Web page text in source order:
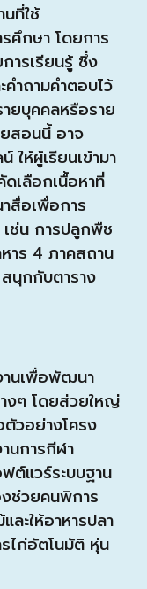
ที่ใช้
ศึกษา โดยการ
ารเรียนรู้ ซึ่ง
ำถามคำตอบไว้
ยบุคคลหรือราย
สอนนี้ อาจ
ให้ผู้เรียนเข้ามา
เลือกเนื้อหาที่
สื่อเพื่อการ
เช่น การปลูกพืช
าร 4 ภาคสถาน
นุกกับตาราง
นเพื่อพัฒนา
งๆ โดยส่วยใหญ่
วอย่างโครง
นการกีฬา
ต์แวร์ระบบฐาน
ช่วยคนพิการ
ะให้อาหารปลา
ไก่อัตโนมัติ หุ่น